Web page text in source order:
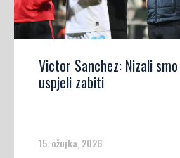
Victor Sanchez: Nizali
uspjeli zabiti
15. ožujka, 2026